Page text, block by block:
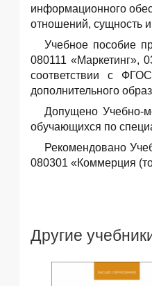
информационного
отношений, сущность
Учебное пособие
080111 «Маркетинг»,
соответствии с
дополнительного
Допущено Учебно-
обучающихся по
Рекомендовано
080301 «Коммерция
Другие